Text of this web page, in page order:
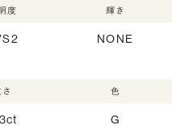
度 輝き
NONE
色
G